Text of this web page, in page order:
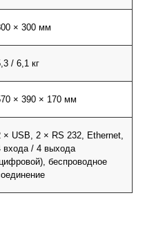
× 300 мм
/ 6,1 кг
× 390 × 170 мм
× USB, 2 × RS 232, Ethernet,
входа / 4 выхода
беспроводное